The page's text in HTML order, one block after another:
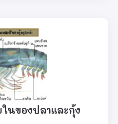
ในของปลาและกุ้ง